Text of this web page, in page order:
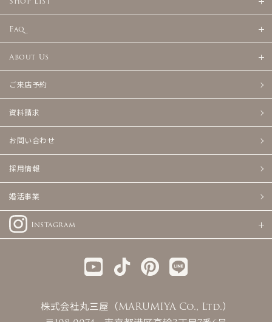
Faq
About Us
ご来店予約
資料請求
お問い合わせ
採用情報
婚活事業
Instagram
株式会社丸三屋（MARUMIYA Co., Ltd.）